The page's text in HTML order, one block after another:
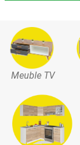
Meuble TV